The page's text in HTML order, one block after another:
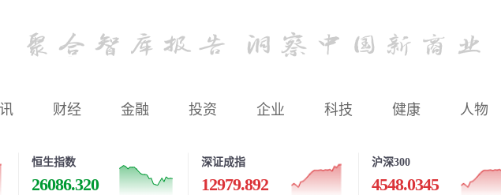
财经 金融 投资 企业 科技 健康 人物
恒生指数
26086.320
深证成指
12979.892
沪深300
4548.0345